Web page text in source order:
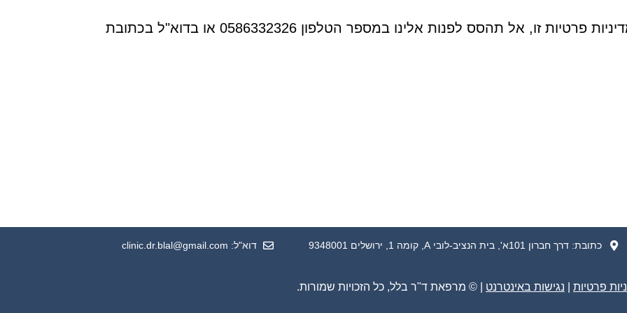
אל תהסס לפנות אלינו במספר הטלפון 0586332326 או בדוא"ל בכתובת
כתובת: דרך חברון 101א', בית הנציב-לובי A, קומה 1, ירושלים 9348001 דוא"ל: clinic.dr.blal@gmail.com
פרטיות נגישות באינטרנט | © מרפאת ד"ר בלל, כל הזכויות שמורות.